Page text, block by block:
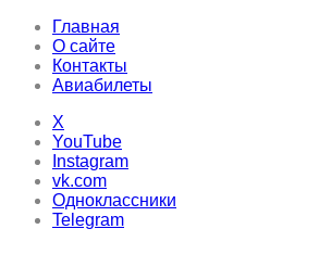
Главная
О сайте
Контакты
Авиабилеты
X
YouTube
Instagram
vk.com
Одноклассники
Telegram